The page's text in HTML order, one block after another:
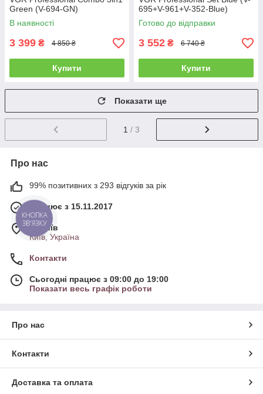
Green (V-694-GN)
В наявності
3 399 ₴ 4 850 ₴
Купити
695+V-961+V-352-Blue)
Готово до відправки
3 552 ₴ 6 740 ₴
Купити
Показати ще
1 / 3
Про нас
99% позитивних з 293 відгуків за рік
Працює з 15.11.2017
м. Київ
Київ, Україна
Контакти
Сьогодні працює з 09:00 до 19:00
Показати весь графік роботи
Про нас
Контакти
Доставка та оплата
КНОПКА
ЗВ'ЯЗКУ